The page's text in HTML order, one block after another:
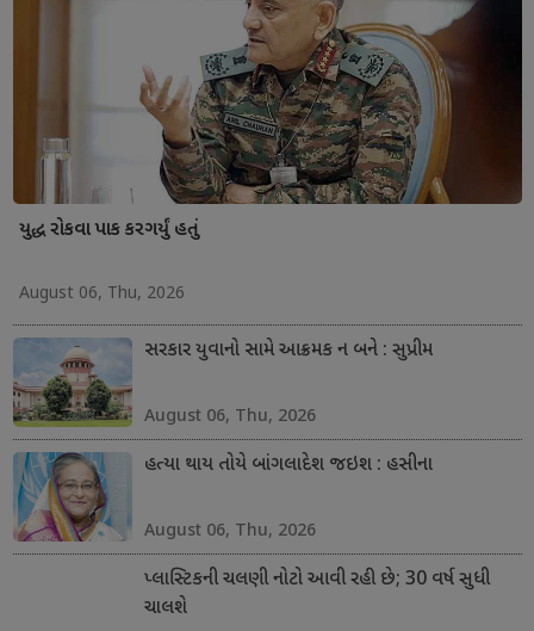
યુદ્ધ રોકવા પાક કરગર્યું હતું
August 06, Thu, 2026
સરકાર યુવાનો સામે આક્રમક ન બને : સુપ્રીમ
August 06, Thu, 2026
હત્યા થાય તોયે બાંગલાદેશ જઇશ : હસીના
August 06, Thu, 2026
પ્લાસ્ટિકની ચલણી નોટો આવી રહી છે; 30 વર્ષ સુધી
ચાલશે